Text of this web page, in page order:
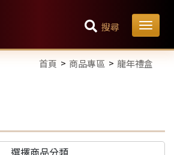
搜尋
首頁 商品專區 龍年禮盒
選擇商品分類